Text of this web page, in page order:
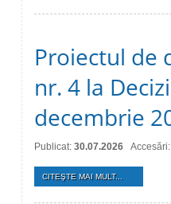
Proiectul de
nr. 4 la
decembrie
Publicat: 30.07.2026
CITEŞTE MAI MULT...